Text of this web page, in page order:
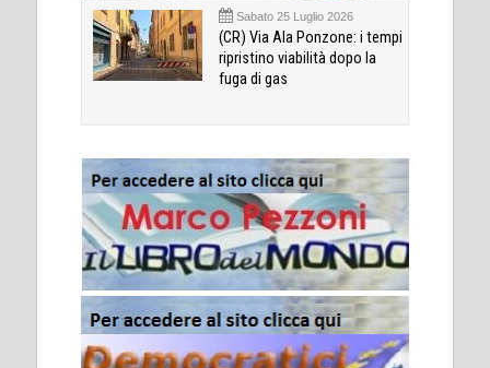
Sabato 25 Luglio 2026
(CR) Via Ala Ponzone: i tempi
ripristino viabilità dopo la
fuga di gas